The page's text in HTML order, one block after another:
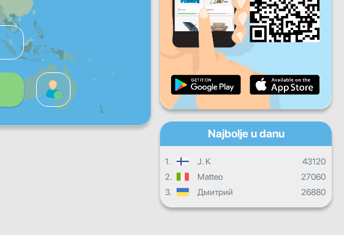
Dnevni progres
Mjesečni progres
Ukupni progres
Najbolje u danu
1. J. K
43120
2.
Matteo
27060
3.
Дмитрий 26880